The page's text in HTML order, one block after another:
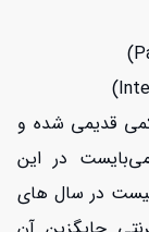
قدیمی شده و
می‌بایست در این
در سال های